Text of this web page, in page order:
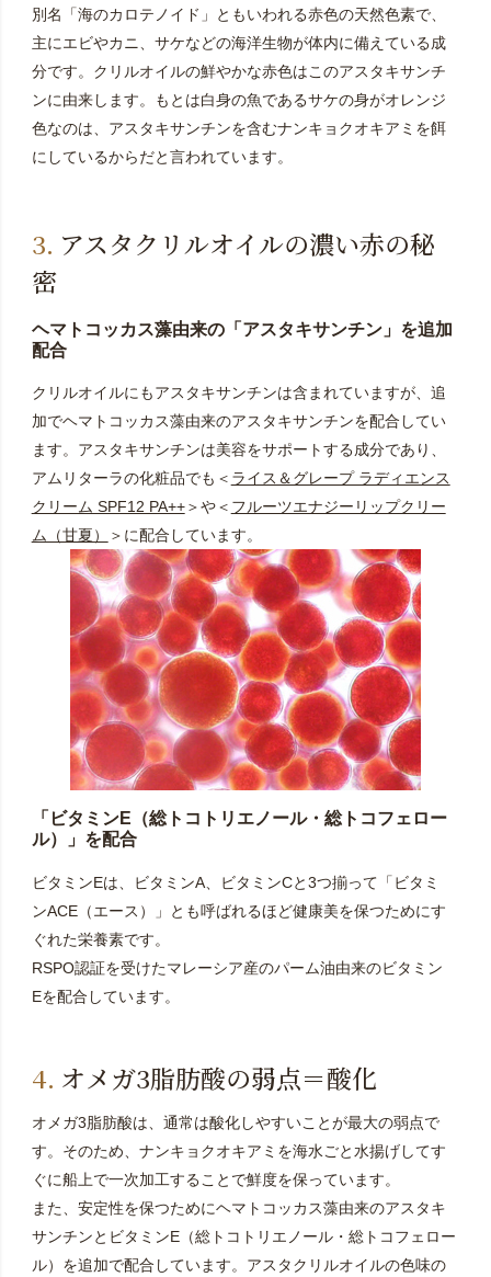
別名「海のカロテノイド」ともいわれる赤色の天然色素で、
主にエビやカニ、サケなどの海洋生物が体内に備えている成
分です。クリルオイルの鮮やかな赤色はこのアスタキサンチ
ンに由来します。もとは白身の魚であるサケの身がオレンジ
色なのは、アスタキサンチンを含むナンキョクオキアミを餌
にしているからだと言われています。
アスタクリルオイルの濃い赤の秘
密
ヘマトコッカス藻由来の「アスタキサンチン」を追加
配合
クリルオイルにもアスタキサンチンは含まれていますが、追
加でヘマトコッカス藻由来のアスタキサンチンを配合してい
ます。アスタキサンチンは美容をサポートする成分であり、
アムリターラの化粧品でも＜ ライス＆グレープ ラディエンス
クリーム SPF12 PA++＞や＜ フルーツエナジーリップクリー
ム（甘夏）
＞に配合しています。
「ビタミンE（総トコトリエノール・総トコフェロー
ル）」を配合
ビタミンEは、ビタミンA、ビタミンCと3つ揃って「ビタミ
ンACE（エース）」とも呼ばれるほど健康美を保つためにす
ぐれた栄養素です。
RSPO認証を受けたマレーシア産のパーム油由来のビタミン
Eを配合しています。
オメガ3脂肪酸の弱点＝酸化
オメガ3脂肪酸は、通常は酸化しやすいことが最大の弱点で
す。そのため、ナンキョクオキアミを海水ごと水揚げしてす
ぐに船上で一次加工することで鮮度を保っています。
また、安定性を保つためにヘマトコッカス藻由来のアスタキ
サンチンとビタミンE（総トコトリエノール・総トコフェロー
ル）を追加で配合しています。アスタクリルオイルの色味の